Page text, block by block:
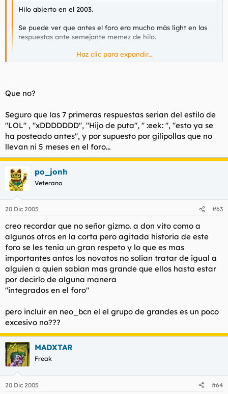
Hilo abierto en el 2003.
Se puede ver que antes el foro era mucho más light en las
respuestas ante semejante memez de hilo.
Monjas de la caridad.
las historietas de este hilo son frikísimas y divertidas(sean
verídicas o no,eso es lo de menos)
aunque fueran posteadas ahora,no procede contestar
mierda de hilo,o cualquier otra de las coletillas habituales creo
Haz clic para expandir...
Que no?
Seguro que las 7 primeras respuestas serian del estilo de
"LOL" , "xDDDDDDD", "Hijo de puta", " :eek: ", "esto ya se
ha posteado antes", y por supuesto por gilipollas que no
llevan ni 5 meses en el foro...
po_jonh
Veterano
20 Dic 2005 #63
creo recordar que no señor gizmo. a don vito como a
algunos otros en la corta pero agitada historia de este
foro se les tenia un gran respeto y lo que es mas
importantes antos los novatos no solian tratar de igual a
alguien a quien sabian mas grande que ellos hasta estar
por decirlo de alguna manera
"integrados en el foro"
pero incluir en neo_bcn el el grupo de grandes es un poco
excesivo no???
MADXTAR
Freak
20 Dic 2005 #64